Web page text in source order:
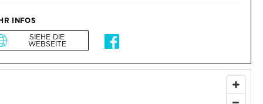
INFOS
SIEHE DIE
WEBSEITE